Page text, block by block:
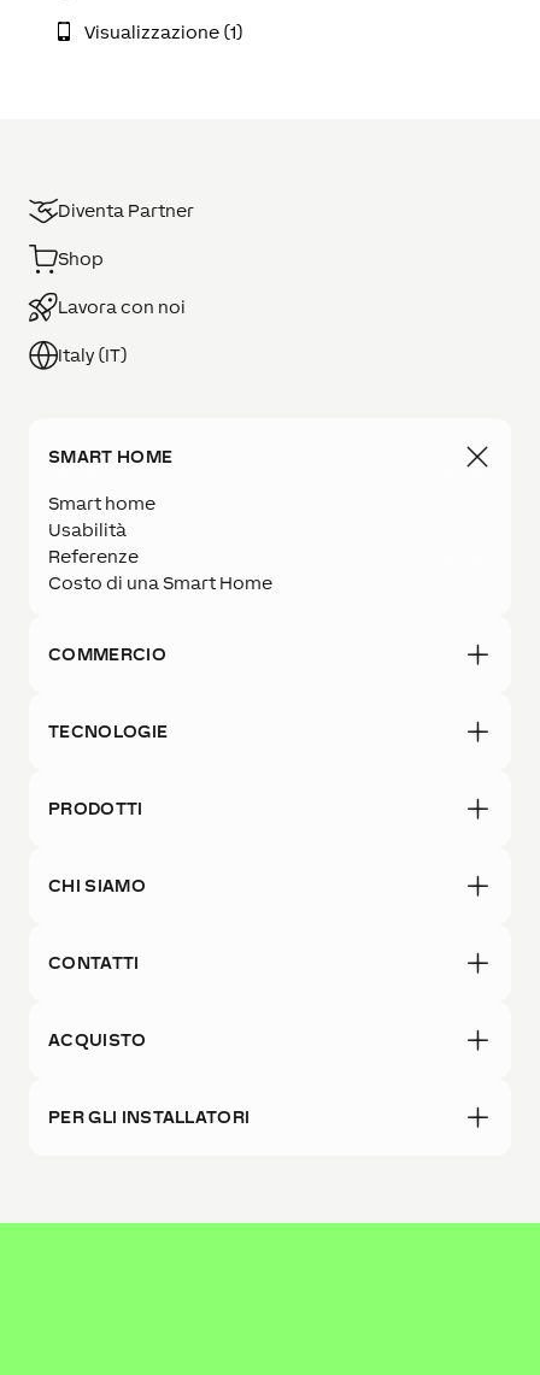
Visualizzazione (1)
Diventa Partner
Shop
Lavora con noi
Italy (IT)
SMART HOME
Smart home
Usabilità
Referenze
Costo di una Smart Home
COMMERCIO
TECNOLOGIE
PRODOTTI
CHI SIAMO
CONTATTI
ACQUISTO
PER GLI INSTALLATORI